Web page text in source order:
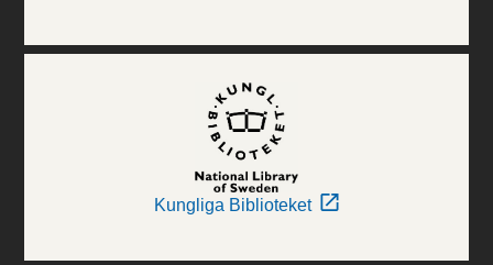
Kungliga Biblioteket